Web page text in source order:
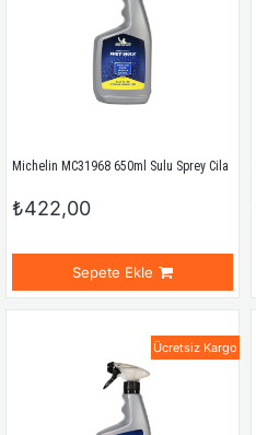
Michelin MC31968 650ml Sulu Sprey Cila
₺422,00
Sepete Ekle
Ücretsiz Kargo